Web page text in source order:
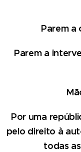
Parem a
Parem a
Por uma
pelo direito à
todas